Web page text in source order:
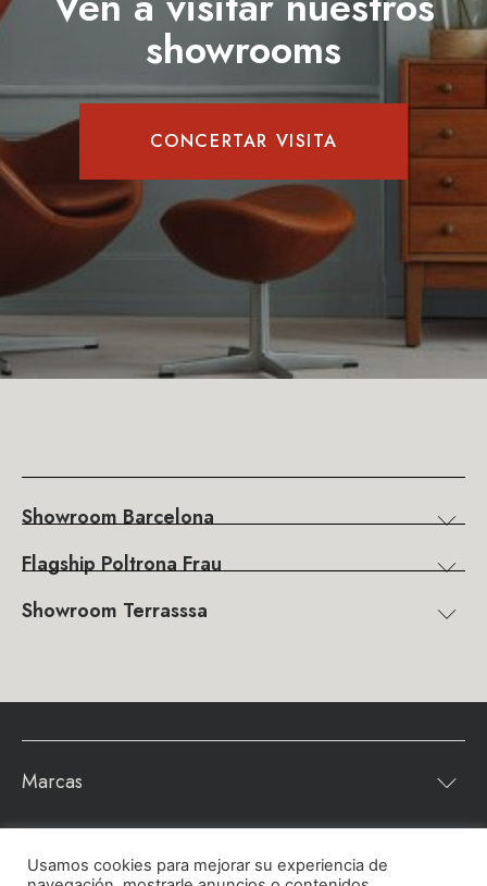
showrooms
CONCERTAR VISITA
Showroom Barcelona
Flagship Poltrona Frau
Showroom Terrasssa
Marcas
Contenidos
Usamos cookies para mejorar su experiencia de